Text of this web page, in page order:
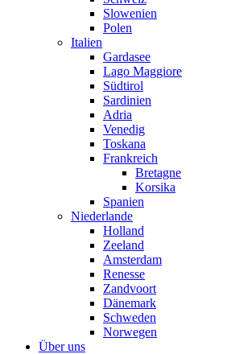
Slowenien
Polen
Italien
Gardasee
Lago Maggiore
Südtirol
Sardinien
Adria
Venedig
Toskana
Frankreich
Bretagne
Korsika
Spanien
Niederlande
Holland
Zeeland
Amsterdam
Renesse
Zandvoort
Dänemark
Schweden
Norwegen
Über uns